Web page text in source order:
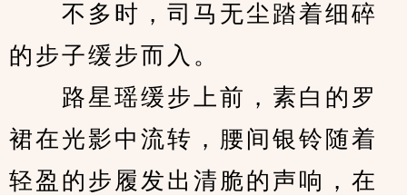
不多时，司马无尘踏着细碎
的步子缓步而入。
路星瑶缓步上前，素白的罗
裙在光影中流转，腰间银铃随着
轻盈的步履发出清脆的声响，在